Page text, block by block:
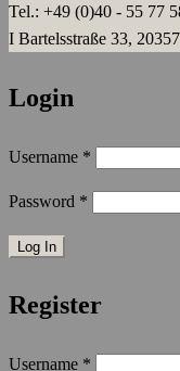
Tel.: +49 (0)40 - 55 77
I Bartelsstraße 33,
Login
Username *
Password *
Register
Username *